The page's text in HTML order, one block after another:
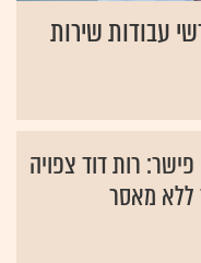
ביהמ"ש גזר 9 חודשי עבודות שירות
רות דוד צפויה
ללא מאסר